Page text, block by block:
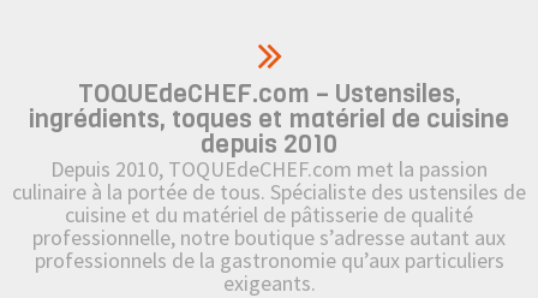
TOQUEdeCHEF.com – Ustensiles,
ingrédients, toques et matériel de cuisine
depuis 2010
Depuis 2010, TOQUEdeCHEF.com met la passion
culinaire à la portée de tous. Spécialiste des ustensiles de
cuisine et du matériel de pâtisserie de qualité
professionnelle, notre boutique s’adresse autant aux
professionnels de la gastronomie qu’aux particuliers
exigeants.